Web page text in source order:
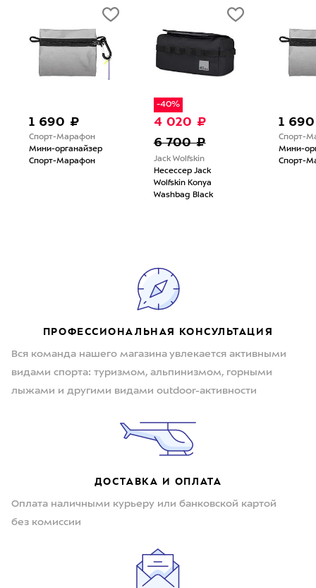
1 690 ₽
Спорт-Марафон
Мини-органайзер
Спорт-Марафон
-40%
4 020 ₽
6 700 ₽
Jack Wolfskin
Несессер Jack
Wolfskin Konya
Washbag Black
1
Спорт-
Мини-
Спорт-
ПРОФЕССИОНАЛЬНАЯ КОНСУЛЬТАЦИЯ
Вся команда нашего магазина увлекается активными
видами спорта: туризмом, альпинизмом, горными
лыжами и другими видами outdoor-активности
ДОСТАВКА И ОПЛАТА
Оплата наличными курьеру или банковской картой
без комиссии